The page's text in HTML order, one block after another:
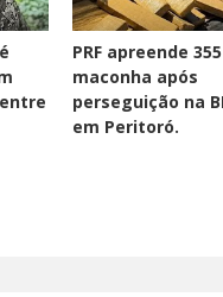
PRF apreende
maconha após
perseguição na
em Peritoró.